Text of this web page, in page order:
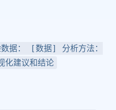
数据： [数据] 分析方法：
化建议和结论